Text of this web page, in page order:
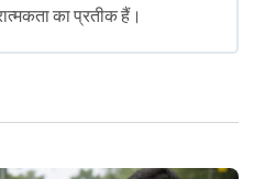
का प्रतीक हैं।